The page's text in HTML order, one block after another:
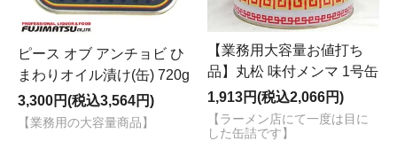
ピース オブ アンチョビ ひ
まわりオイル漬け(缶) 720g
3,300円(税込3,564円)
【業務用の大容量商品】
【業務用大容量お値打ち
品】丸松 味付メンマ 1号缶
1,913円(税込2,066円)
【ラーメン店にて一度は目に
した缶詰です】